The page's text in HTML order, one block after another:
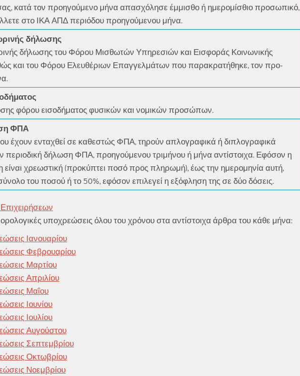
κατά τον προηγούμενο μήνα απασχόλησε έμμισθο ή ημερομίσθιο προσωπικό,
στο ΙΚΑ ΑΠΔ περιόδου προηγούμενου μήνα.
δήλωσης
δήλωσης του Φόρου Μισθωτών Υπηρεσιών και Εισφοράς Κοινωνικής
και του Φόρου Ελευθέριων Επαγγελμάτων που παρακρατήθηκε, τον προ-
φόρου εισοδήματος φυσικών και νομικών προσώπων.
ΦΠΑ
έχουν ενταχθεί σε καθεστώς ΦΠΑ, τηρούν απλογραφικά ή διπλογραφικά
περιοδική δήλωση ΦΠΑ, προηγούμενου τριμήνου ή μήνα αντίστοιχα. Εφόσον η
είναι χρεωστική (προκύπτει ποσό προς πληρωμή), έως την ημερομηνία αυτή,
του ποσού ή το 50%, εφόσον επιλεγεί η εξόφληση της σε δύο δόσεις.
υποχρεώσεις όλου του χρόνου στα αντίστοιχα άρθρα του κάθε μήνα:
Ιανουαρίου
Φεβρουαρίου
Μαρτίου
Απριλίου
Μαΐου
Ιουνίου
Ιουλίου
Αυγούστου
Σεπτεμβρίου
Οκτωβρίου
Νοεμβρίου